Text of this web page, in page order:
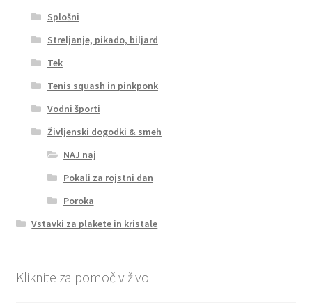
Splošni
Streljanje, pikado, biljard
Tek
Tenis squash in pinkponk
Vodni športi
Življenski dogodki & smeh
NAJ naj
Pokali za rojstni dan
Poroka
Vstavki za plakete in kristale
Kliknite za pomoč v živo